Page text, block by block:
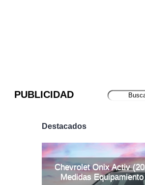
PUBLICIDAD
Destacados
Chevrolet Onix Activ
Medidas